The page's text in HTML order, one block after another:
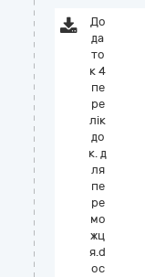
До
да
то
к 4
пе
ре
лік
до
к. д
ля
пе
ре
мо
жц
я.d
oc